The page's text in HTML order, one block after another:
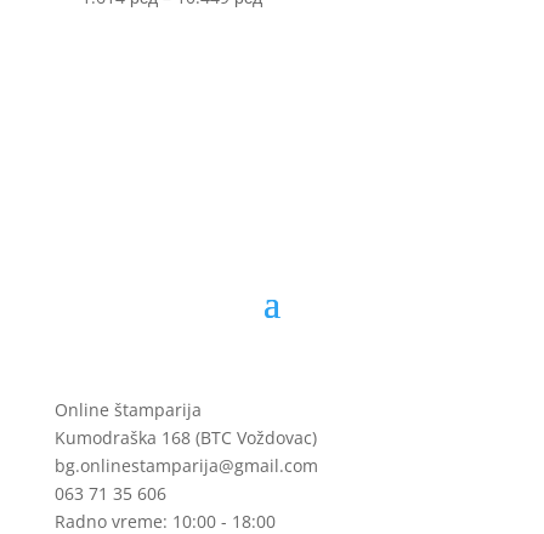
Online štamparija
Kumodraška 168 (BTC Voždovac)
bg.onlinestamparija@gmail.com
063 71 35 606
Radno vreme: 10:00 - 18:00